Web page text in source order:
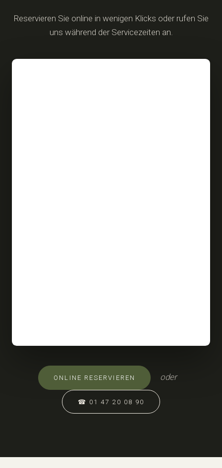
Reservieren Sie online in wenigen Klicks oder rufen Sie
uns während der Servicezeiten an.
ONLINE RESERVIEREN oder
☎ 01 47 20 08 90